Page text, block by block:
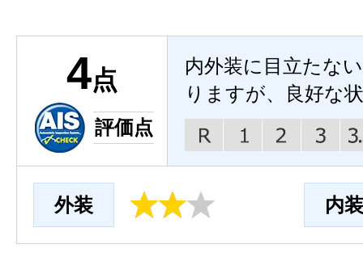
4点
評価点
内外装に目立たな
りますが、良好な
外装 内装